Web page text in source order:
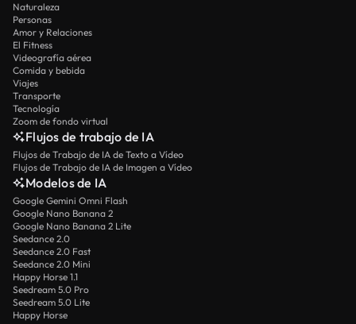
Naturaleza
Personas
Amor y Relaciones
El Fitness
Videografía aérea
Comida y bebida
Viajes
Transporte
Tecnología
Zoom de fondo virtual
Flujos de trabajo de IA
Flujos de Trabajo de IA de Texto a Vídeo
Flujos de Trabajo de IA de Imagen a Vídeo
Modelos de IA
Google Gemini Omni Flash
Google Nano Banana 2
Google Nano Banana 2 Lite
Seedance 2.0
Seedance 2.0 Fast
Seedance 2.0 Mini
Happy Horse 1.1
Seedream 5.0 Pro
Seedream 5.0 Lite
Happy Horse